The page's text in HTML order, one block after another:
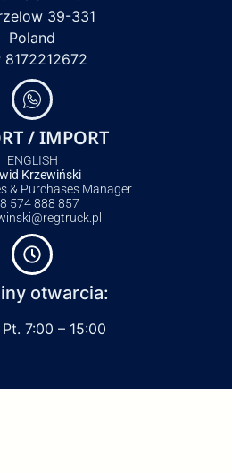
39-331
Poland
8172212672
/ IMPORT
ENGLISH
Krzewiński
& Purchases Manager
574 888 857
otwarcia:
7:00 – 15:00